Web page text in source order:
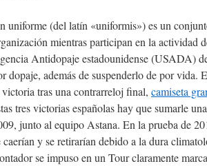
uniforme (del latín «uniformis») es un
mientras participan en la actividad
Antidopaje estadounidense (USADA)
dopaje, además de suspenderlo de por
tras una contrarreloj final, camiseta
tres victorias españolas hay que sumarle
junto al equipo Astana. En la prueba de
caerían y se retirarían debido a la dura
se impuso en un Tour claramente